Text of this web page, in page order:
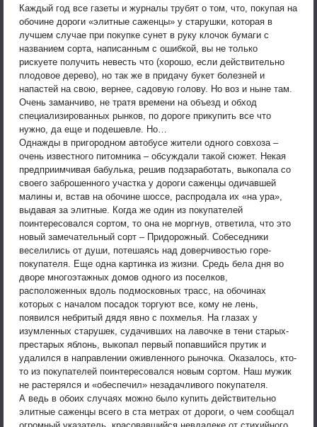
Каждый год все газеты и журналы трубят о том, что, покупая на
обочине дороги «элитные саженцы» у старушки, которая в
лучшем случае при покупке сунет в руку клочок бумаги с
названием сорта, написанным с ошибкой, вы не только
рискуете получить невесть что (хорошо, если действительно
плодовое дерево), но так же в придачу букет болезней и
напастей на свою, вернее, садовую голову. Но воз и ныне там.
Очень заманчиво, не тратя времени на объезд и обход
специализированных рынков, по дороге прикупить все что
нужно, да еще и подешевле. Но…
Однажды в пригородном автобусе жители одного совхоза –
очень известного питомника – обсуждали такой сюжет. Некая
предприимчивая бабулька, решив подзаработать, выкопала со
своего заброшенного участка у дороги саженцы одичавшей
малины и, встав на обочине шоссе, распродала их «на ура»,
выдавая за элитные. Когда же один из покупателей
поинтересовался сортом, то она не моргнув, ответила, что это
новый замечательный сорт – Придорожный. Собеседники
веселились от души, потешаясь над доверчивостью горе-
покупателя. Еще одна картинка из жизни. Средь бела дня во
дворе многоэтажных домов одного из поселков,
расположенных вдоль подмосковных трасс, на обочинах
которых с началом посадок торгуют все, кому не лень,
появился небритый дядя явно с похмелья. На глазах у
изумленных старушек, судачивших на лавочке в тени старых-
престарых яблонь, выкопал первый попавшийся прутик и
удалился в направлении оживленного рыночка. Оказалось, кто-
то из покупателей поинтересовался новым сортом. Наш мужик
не растерялся и «обеспечил» незадачливого покупателя.
А ведь в обоих случаях можно было купить действительно
элитные саженцы всего в ста метрах от дороги, о чем сообщал
огромный указатель, красовавшийся невдалеке от стихийного